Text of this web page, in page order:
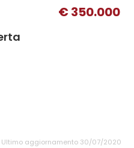
€ 350.000
Ultimo aggiornamento 30/07/2020